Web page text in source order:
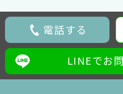
電話する
LINEでお